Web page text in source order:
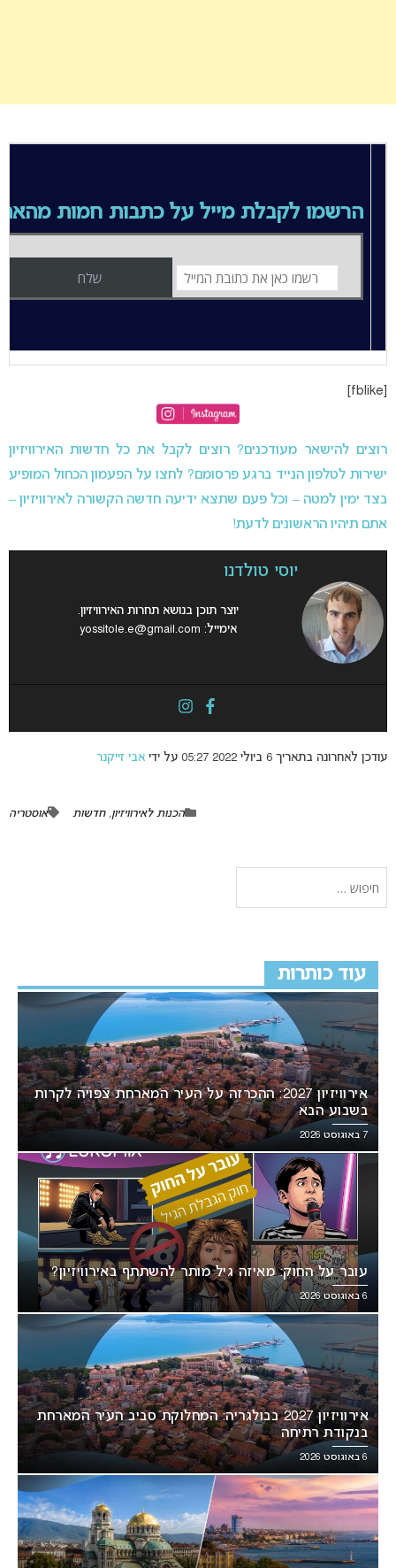
הרשמו לקבלת מייל על כתבות חמות
רוצים להישאר מעודכנים? רוצים לקבל את כל חדשות האירוויזיון
ישירות לטלפון הנייד ברגע פרסומם? לחצו על הפעמון הכחול המופיע
בצד ימין למטה – וכל פעם שתצא ידיעה חדשה הקשורה לאירוויזיון –
אתם תיהיו הראשונים לדעת!
יוסי טולדנו
יוצר תוכן בנושא תחרות האירוויזיון.
אימייל: yossitole.e@gmail.com
עודכן לאחרונה בתאריך 6 ביולי 2022 05:27 על ידי אבי זייקנר
הכנות לאירוויזיון,חדשות אוסטריה
עוד כותרות
אירוויזיון 2027: ההכרזה על העיר המארחת צפויה לקרות
בשבוע הבא
7 באוגוסט 2026
עובר על החוק: מאיזה גיל מותר להשתתף באירוויזיון?
6 באוגוסט 2026
אירוויזיון 2027 בבולגריה: המחלוקת סביב העיר המארחת
בנקודת רתיחה
6 באוגוסט 2026